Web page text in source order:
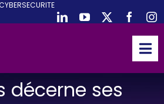
BERSECURITE
décerne ses